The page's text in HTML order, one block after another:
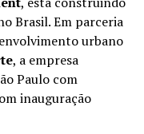
Brasil. Em parceria
urbano
, a empresa
Paulo com
inauguração